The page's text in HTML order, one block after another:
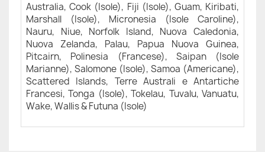
Australia, Cook (Isole), Fiji (Isole), Guam, Kiribati,
Marshall (Isole), Micronesia (Isole Caroline),
Nauru, Niue, Norfolk Island, Nuova Caledonia,
Nuova Zelanda, Palau, Papua Nuova Guinea,
Pitcairn, Polinesia (Francese), Saipan (Isole
Marianne), Salomone (Isole), Samoa (Americane),
Scattered Islands, Terre Australi e Antartiche
Francesi, Tonga (Isole), Tokelau, Tuvalu, Vanuatu,
Wake, Wallis & Futuna (Isole)